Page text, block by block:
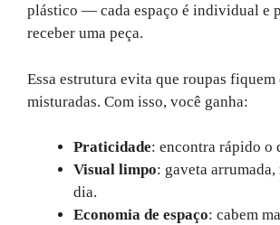
plástico — cada espaço é individual e
receber uma peça.
Essa estrutura evita que roupas fiquem
misturadas. Com isso, você ganha:
Praticidade: encontra rápido o
Visual limpo: gaveta
dia.
Economia de espaço: cabem